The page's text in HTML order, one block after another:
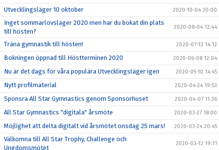
Utvecklingsläger 10 oktober 2020-10-04 20:00
Inget sommarlovsläger 2020 men har du bokat din plats
till hösten?
2020-08-04 12:44
Träna gymnastik till hösten! 2020-07-13 14:12
Bokningen öppnad till Höstterminen 2020 2020-06-08 12:04
Nu är det dags för våra populära Utvecklingsläger igen 2020-05-10 14:45
Nytt profilmaterial 2020-04-24 19:53
Sponsra All Star Gymnastics genom Sponsorhuset 2020-04-07 11:36
All Star Gymnastics "digitala" årsmöte 2020-03-27 18:00
Möjlighet att delta digitalt vid årsmötet onsdag 25 mars! 2020-03-24 20:45
Välkomna till All Star Trophy, Challenge och
Ungdomsmötet
2020-03-12 19:11